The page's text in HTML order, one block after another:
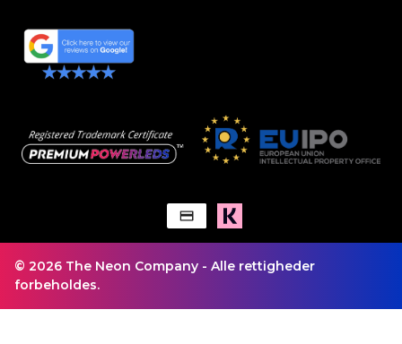
© 2026 The Neon Company - Alle rettigheder
forbeholdes.